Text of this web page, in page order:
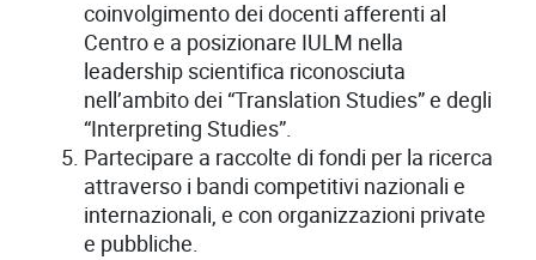
coinvolgimento dei docenti afferenti al
Centro e a posizionare IULM nella
leadership scientifica riconosciuta
nell’ambito dei “Translation Studies” e degli
“Interpreting Studies”.
Partecipare a raccolte di fondi per la ricerca
attraverso i bandi competitivi nazionali e
internazionali, e con organizzazioni private
e pubbliche.